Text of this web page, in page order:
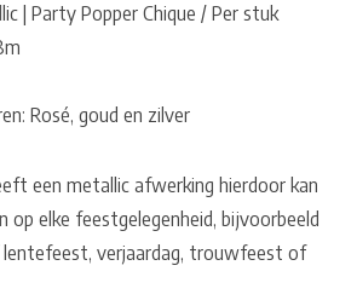
| Party Popper Chique / Per stuk
Rosé, goud en zilver
een metallic afwerking hierdoor kan
op elke feestgelegenheid, bijvoorbeeld
lentefeest, verjaardag, trouwfeest of